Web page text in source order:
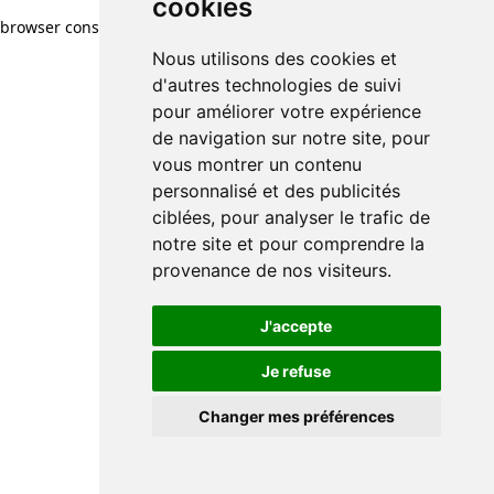
cookies
Nous utilisons des cookies et
d'autres technologies de suivi
pour améliorer votre expérience
de navigation sur notre site, pour
vous montrer un contenu
personnalisé et des publicités
ciblées, pour analyser le trafic de
notre site et pour comprendre la
provenance de nos visiteurs.
J'accepte
Je refuse
Changer mes préférences
browser console for more information)